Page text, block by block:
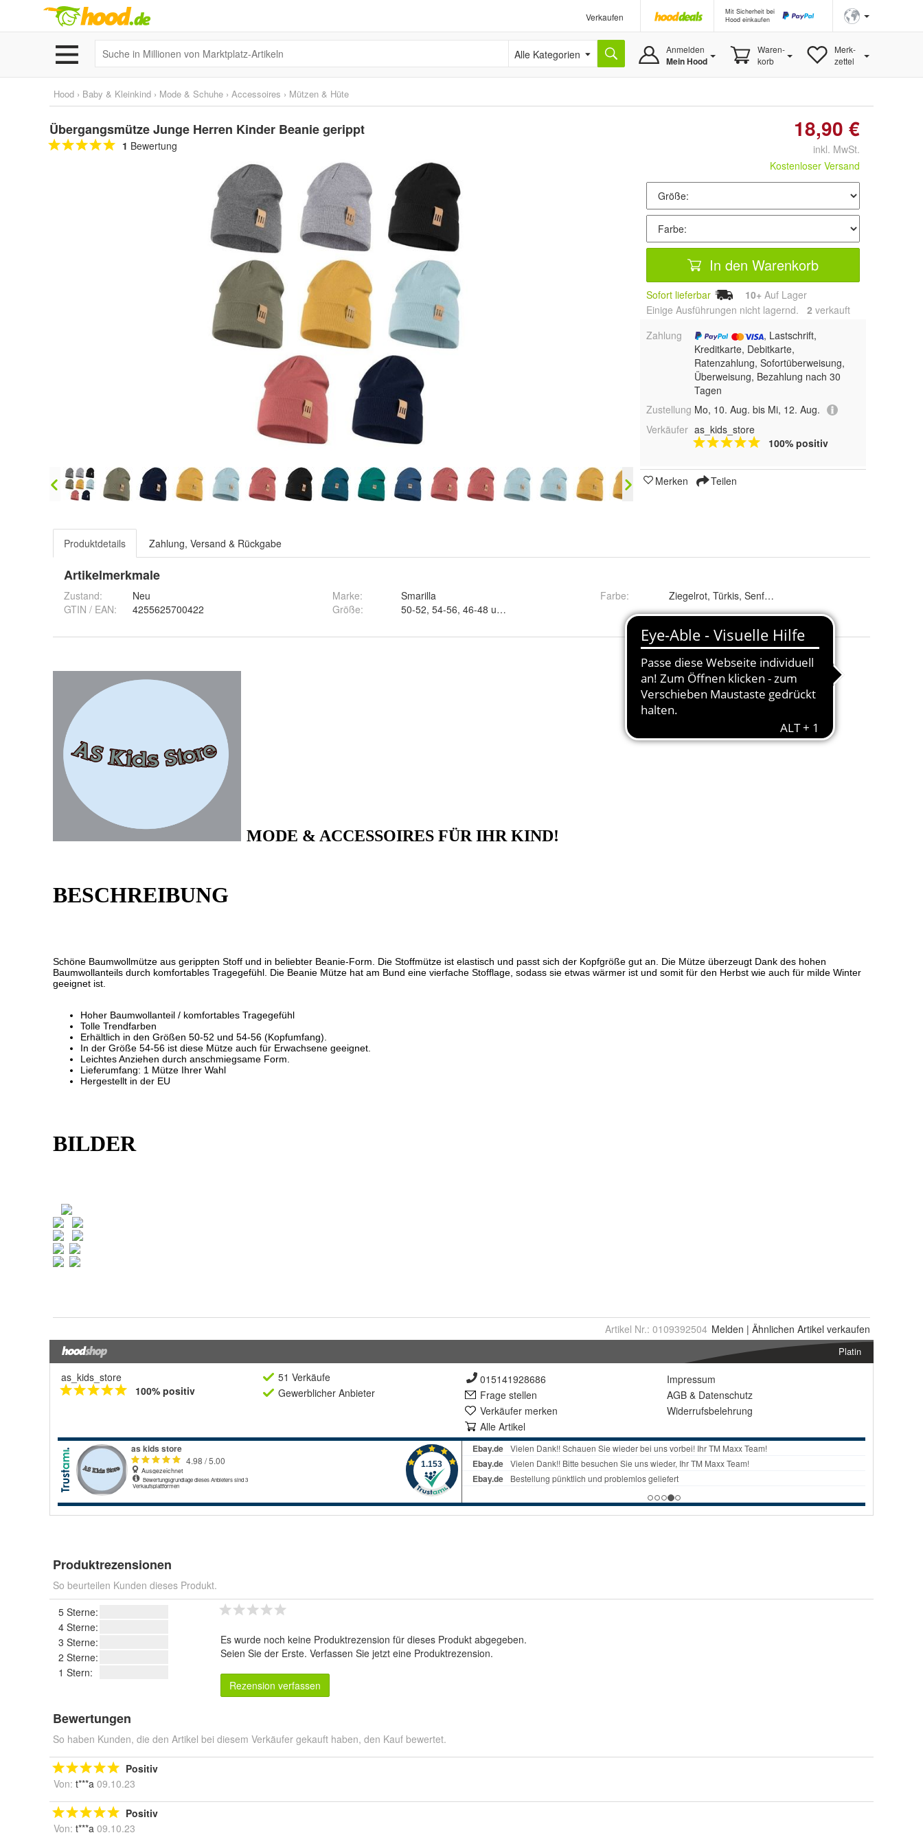
Verkaufen
Mit Sicherheit bei
Hood einkaufen
Alle Kategorien Anmelden
Mein Hood
Waren-
korb
Merk-
zettel
Hood › Baby & Kleinkind › Mode & Schuhe › Accessoires › Mützen & Hüte
Übergangsmütze Junge Herren Kinder Beanie gerippt
1 Bewertung
18,90 €
inkl. MwSt.
Kostenloser Versand
In den Warenkorb
Sofort lieferbar 10+ Auf Lager
Einige Ausführungen nicht lagernd. 2 verkauft
Zahlung
, Lastschrift,
Kreditkarte, Debitkarte,
Ratenzahlung, Sofortüberweisung,
Überweisung, Bezahlung nach 30
Tagen
Zustellung Mo, 10. Aug. bis Mi, 12. Aug.
Verkäufer as_kids_store
100% positiv
Merken Teilen
Produktdetails Zahlung, Versand & Rückgabe
Artikelmerkmale
Zustand:
Neu
GTIN / EAN:
4255625700422
Marke:
Smarilla
Größe:
Farbe: Ziegelrot, Türkis, Senfgelb, Schwarz, Oliv, Hellgrau,
Artikel Nr.: 0109392504 Melden | Ähnlichen Artikel verkaufen
Platin
as_kids_store
100% positiv
51 Verkäufe
Gewerblicher Anbieter
015141928686
Frage stellen
Verkäufer merken
Alle Artikel
Impressum
AGB & Datenschutz
Widerrufsbelehrung
Produktrezensionen
So beurteilen Kunden dieses Produkt.
5 Sterne:
4 Sterne:
3 Sterne:
2 Sterne:
1 Stern:
Es wurde noch keine Produktrezension für dieses Produkt abgegeben.
Seien Sie der Erste. Verfassen Sie jetzt eine Produktrezension.
Rezension verfassen
Bewertungen
So haben Kunden, die den Artikel bei diesem Verkäufer gekauft haben, den Kauf bewertet.
Positiv
Von: t***a 09.10.23
Positiv
Von: t***a 09.10.23